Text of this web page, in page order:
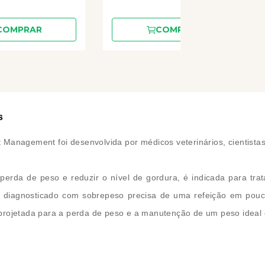
COMPRAR
Management foi desenvolvida por médicos veterinários,
de peso e reduzir o nível de gordura, é indicada para
com sobrepeso precisa de uma refeição em
para a perda de peso e a manutenção de um peso ideal